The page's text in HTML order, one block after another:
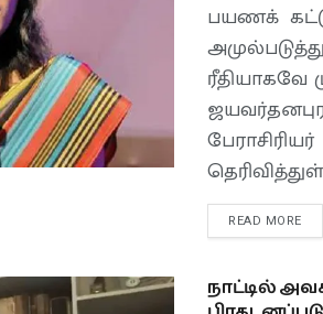
பயணக்
ரீதியாகவே
READ MORE
நாட்டில்